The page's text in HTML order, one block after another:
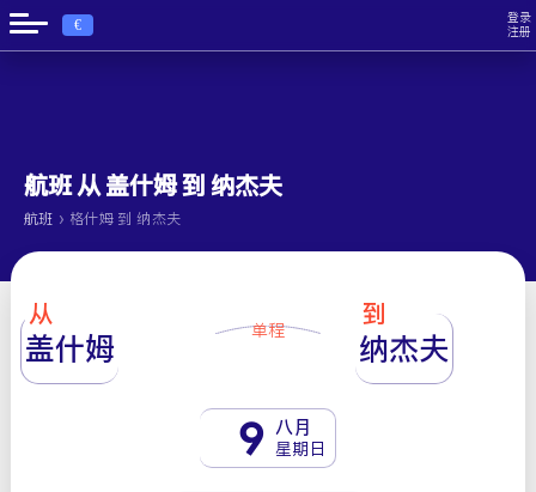
€
登录
注册
航班 从 盖什姆 到 纳杰夫
航班 › 格什姆 到 纳杰夫
从
盖什姆 单程
到
纳杰夫
9 八月
星期日